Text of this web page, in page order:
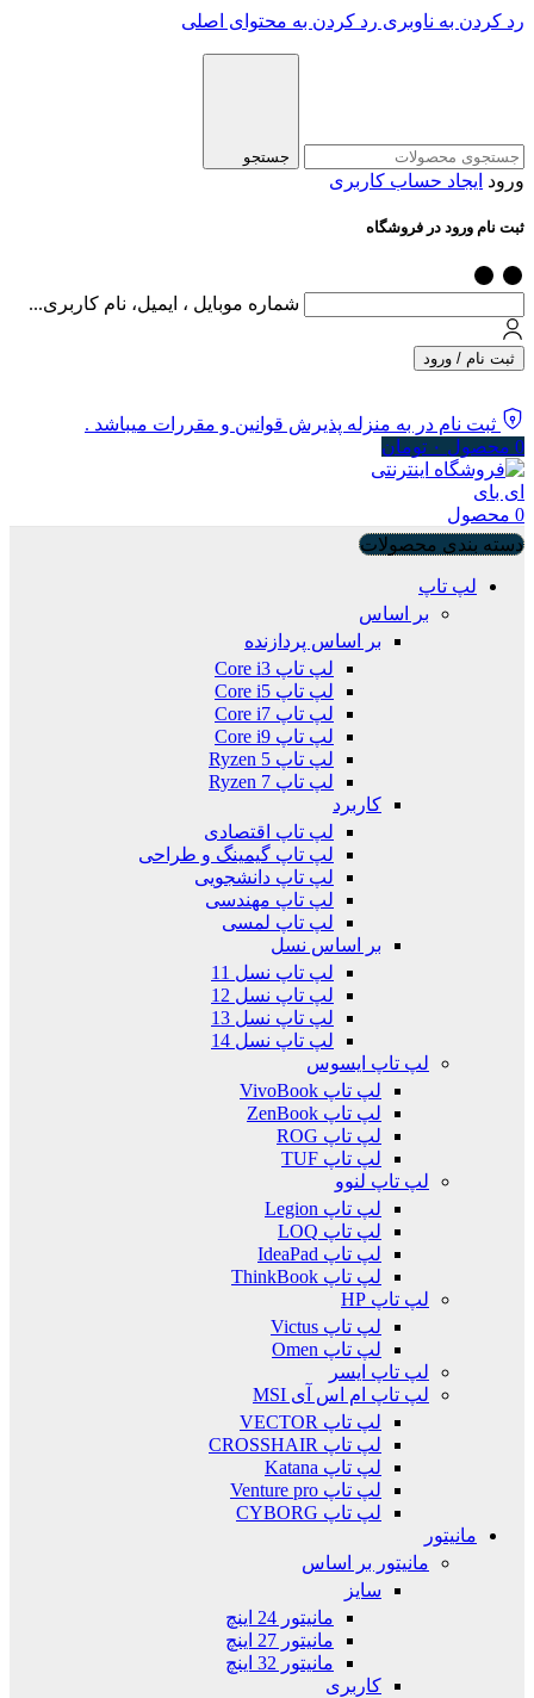
رد کردن به ناوبری رد کردن به محتوای اصلی
جستجو
ورود ایجاد حساب کاربری
ثبت نام ورود در فروشگاه
شماره موبایل ، ایمیل، نام کاربری...
ثبت نام / ورود
ثبت نام در به منزله پذیرش قوانین و مقررات میباشد .
0 محصول ۰ تومان
0 محصول
دسته بندی محصولات
لپ تاپ
بر اساس
بر اساس پردازنده
لپ تاپ Core i3
لپ تاپ Core i5
لپ تاپ Core i7
لپ تاپ Core i9
لپ تاپ Ryzen 5
لپ تاپ Ryzen 7
کاربرد
لپ تاپ اقتصادی
لپ تاپ گیمینگ و طراحی
لپ تاپ دانشجویی
لپ تاپ مهندسی
لپ تاپ لمسی
بر اساس نسل
لپ تاپ نسل 11
لپ تاپ نسل 12
لپ تاپ نسل 13
لپ تاپ نسل 14
لپ تاپ ایسوس
لپ تاپ VivoBook
لپ تاپ ZenBook
لپ تاپ ROG
لپ تاپ TUF
لپ تاپ لنوو
لپ تاپ Legion
لپ تاپ LOQ
لپ تاپ IdeaPad
لپ تاپ ThinkBook
لپ تاپ HP
لپ تاپ Victus
لپ تاپ Omen
لپ تاپ ایسر
لپ تاپ ام اس آی MSI
لپ تاپ VECTOR
لپ تاپ CROSSHAIR
لپ تاپ Katana
لپ تاپ Venture pro
لپ تاپ CYBORG
مانیتور
مانیتور بر اساس
سایز
مانیتور 24 اینچ
مانیتور 27 اینچ
مانیتور 32 اینچ
کاربری